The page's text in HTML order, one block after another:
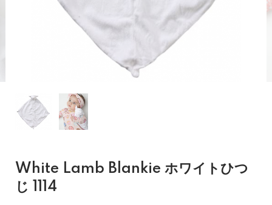
White Lamb Blankie ホワイトひつ
じ 1114